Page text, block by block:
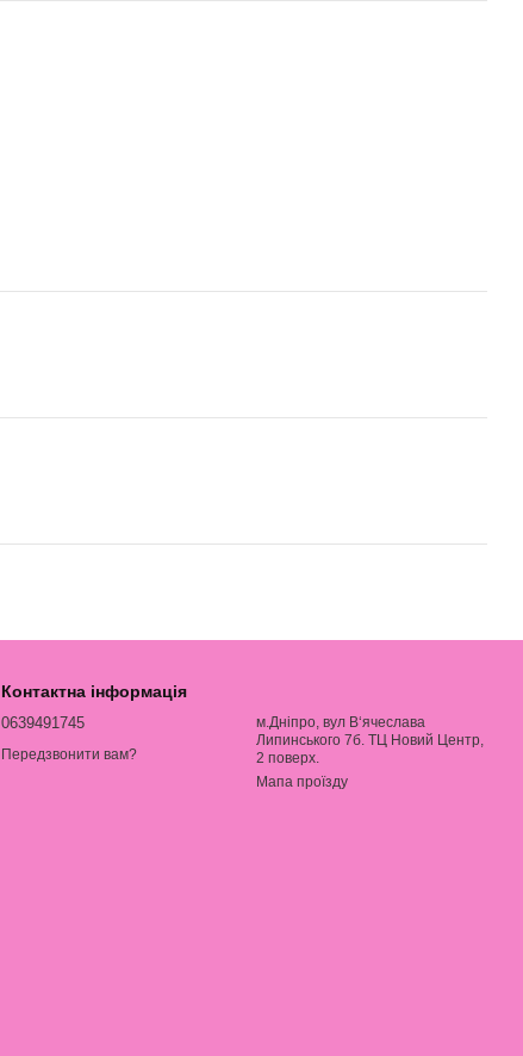
Контактна інформація
0639491745
Передзвонити вам?
м.Дніпро, вул В‘ячеслава
Липинського 7б. ТЦ Новий Центр,
2 поверх.
Мапа проїзду